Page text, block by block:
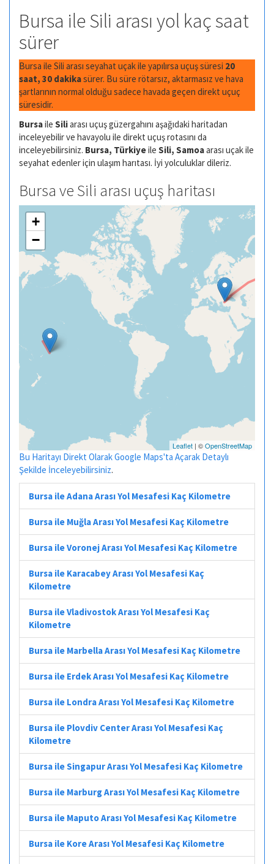
Bursa ile Sili arası yol kaç saat
sürer
Bursa ile Sili arası seyahat uçak ile yapılırsa uçuş süresi 20
saat, 30 dakikasürer. Bu süre rötarsız, aktarmasız ve hava
şartlarının normal olduğu sadece havada geçen direkt uçuç
süresidir.
Bursaile Siliarası uçuş güzergahını aşağıdaki haritadan
inceleyebilir ve havayolu ile direkt uçuş rotasını da
inceleyebilirsiniz. Bursa, Türkiyeile Sili, Samoaarası uçak ile
seyahat edenler için ulaşım harıtası. İyi yolculuklar dileriz.
Bursa ve Sili arası uçuş haritası
+
−
Leaflet | ©OpenStreetMap
Bu Haritayı Direkt Olarak Google Maps'ta Açarak Detaylı
Şekilde İnceleyebilirsiniz.
Bursa ile Adana Arası Yol Mesafesi Kaç Kilometre
Bursa ile Muğla Arası Yol Mesafesi Kaç Kilometre
Bursa ile Voronej Arası Yol Mesafesi Kaç Kilometre
Bursa ile Karacabey Arası Yol Mesafesi Kaç
Kilometre
Bursa ile Vladivostok Arası Yol Mesafesi Kaç
Kilometre
Bursa ile Marbella Arası Yol Mesafesi Kaç Kilometre
Bursa ile Erdek Arası Yol Mesafesi Kaç Kilometre
Bursa ile Londra Arası Yol Mesafesi Kaç Kilometre
Bursa ile Plovdiv Center Arası Yol Mesafesi Kaç
Kilometre
Bursa ile Singapur Arası Yol Mesafesi Kaç Kilometre
Bursa ile Marburg Arası Yol Mesafesi Kaç Kilometre
Bursa ile Maputo Arası Yol Mesafesi Kaç Kilometre
Bursa ile Kore Arası Yol Mesafesi Kaç Kilometre